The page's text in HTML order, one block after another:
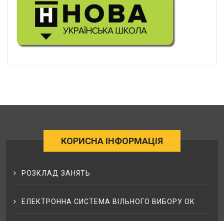
КОРИСНА ІНФОРМАЦІЯ
РОЗКЛАД ЗАНЯТЬ
ЕЛЕКТРОННА СИСТЕМА ВІЛЬНОГО ВИБОРУ ОК